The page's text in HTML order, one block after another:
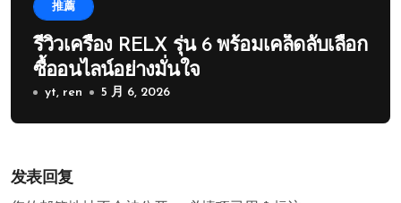
推薦
รีวิวเครื่อง RELX รุ่น 6 พร้อมเคล็ดลับเลือก
ซื้ออนไลน์อย่างมั่นใจ
yt, ren 5 月 6, 2026
发表回复